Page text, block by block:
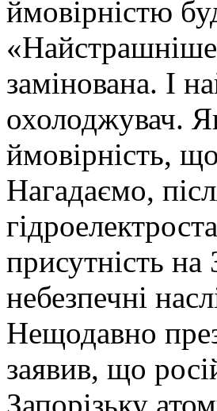
ймовірністю
замінована. І
охолоджувач.
ймовірність,
Нагадаємо,
присутність
небезпечні
Нещодавно
заявив, що
Запорізьку